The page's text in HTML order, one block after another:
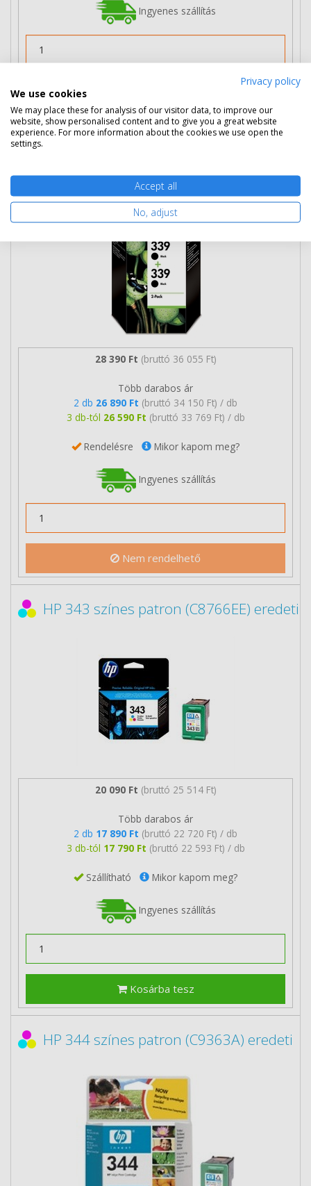
Ingyenes szállítás
HP 339 fekete patron, dupla csomag
28 390 Ft (bruttó 36 055 Ft)
Több darabos ár
2 db 26 890 Ft (bruttó 34 150 Ft) / db
3 db-tól 26 590 Ft (bruttó 33 769 Ft) / db
Rendelésre Mikor kapom meg?
Ingyenes szállítás
Nem rendelhető
HP 343 színes patron (C8766EE) eredeti
20 090 Ft (bruttó 25 514 Ft)
Több darabos ár
2 db 17 890 Ft (bruttó 22 720 Ft) / db
3 db-tól 17 790 Ft (bruttó 22 593 Ft) / db
Szállítható Mikor kapom meg?
Ingyenes szállítás
Kosárba tesz
HP 344 színes patron (C9363A) eredeti
Privacy policy
We use cookies
We may place these for analysis of our visitor data, to improve our
website, show personalised content and to give you a great website
experience. For more information about the cookies we use open the
settings.
Accept all
No, adjust